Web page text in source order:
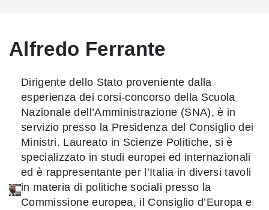
Alfredo Ferrante
Dirigente dello Stato proveniente dalla
esperienza dei corsi-concorso della Scuola
Nazionale dell’Amministrazione (SNA), è in
servizio presso la Presidenza del Consiglio dei
Ministri. Laureato in Scienze Politiche, si è
specializzato in studi europei ed internazionali
ed è rappresentante per l’Italia in diversi tavoli
in materia di politiche sociali presso la
Commissione europea, il Consiglio d’Europa e